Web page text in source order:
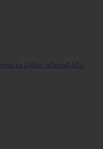
240кг, объем110л,